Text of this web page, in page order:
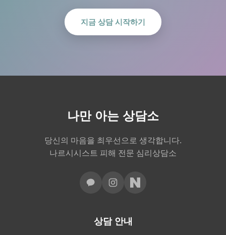
지금 상담 시작하기
나만 아는 상담소
당신의 마음을 최우선으로 생각합니다.
나르시시스트 피해 전문 심리상담소
상담 안내